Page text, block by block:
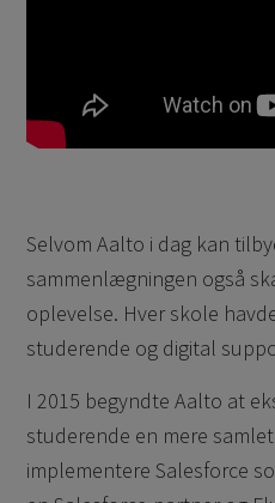
Selvom Aalto i dag kan
sammenlægningen også
oplevelse. Hver skole
studerende og digital
I 2015 begyndte Aalto at
studerende en mere
implementere Salesforce